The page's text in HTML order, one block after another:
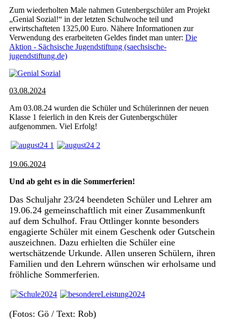
Zum wiederholten Male nahmen Gutenbergschüler am Projekt
„Genial Sozial!“ in der letzten Schulwoche teil und
erwirtschafteten 1325,00 Euro. Nähere Informationen zur
Verwendung des erarbeiteten Geldes findet man unter: Die
Aktion - Sächsische Jugendstiftung (saechsische-
jugendstiftung.de)
03.08.2024
Am 03.08.24 wurden die Schüler und Schülerinnen der neuen
Klasse 1 feierlich in den Kreis der Gutenbergschüler
aufgenommen. Viel Erfolg!
19.06.2024
Und ab geht es in die Sommerferien!
Das Schuljahr 23/24 beendeten Schüler und Lehrer am
19.06.24 gemeinschaftlich mit einer Zusammenkunft
auf dem Schulhof. Frau Ottlinger konnte besonders
engagierte Schüler mit einem Geschenk oder Gutschein
auszeichnen. Dazu erhielten die Schüler eine
wertschätzende Urkunde. Allen unseren Schülern, ihren
Familien und den Lehrern wünschen wir erholsame und
fröhliche Sommerferien.
(Fotos: Gö / Text: Rob)